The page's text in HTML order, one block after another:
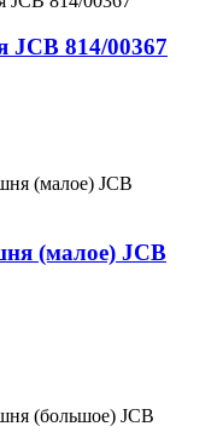
814/00367
(малое) JCB